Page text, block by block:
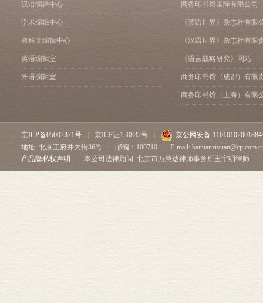
汉语编辑中心
学术编辑中心
教科文编辑中心
英语编辑室
外语编辑室
商务印书馆国际有限公司
《英语世界》杂志社有限
《汉语世界》杂志社有限
《语言战略研究》网站
商务印书馆（成都）有限
商务印书馆（上海）有限
京ICP备05007371号 京ICP证150832号
京公网安备
地址: 北京王府井大街36号
邮编：100710
E-mail:
产品隐私权声明
本公司法律顾问: 北京市万慧达律师事务所王宇明律师